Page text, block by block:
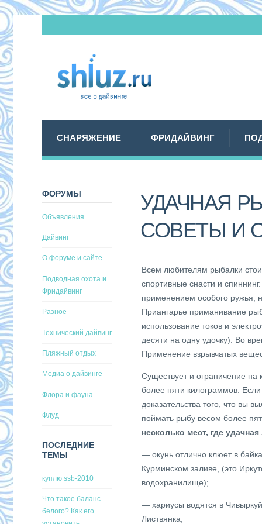
СНАРЯЖЕНИЕ ФРИДАЙВИНГ
УДАЧНАЯ
СОВЕТЫ И
Всем любителям рыбалки
спортивные снасти и
применением особого ружья,
Приангарье приманивание
использование токов и
десяти на одну удочку). Во
Применение взрывчатых
Существует и ограничение
более пяти килограммов.
доказательства того, что вы
поймать рыбу весом более
несколько мест, где
— окунь отлично клюет в
Курминском заливе, (это
водохранилище);
— хариусы водятся в
Листвянка;
ФОРУМЫ
Объявления
Дайвинг
О форуме и сайте
Подводная охота и
Фридайвинг
Разное
Технический дайвинг
Пляжный отдых
Медиа о дайвинге
Флора и фауна
Флуд
ПОСЛЕДНИЕ
ТЕМЫ
куплю ssb-2010
Что такое баланс
белого? Как его